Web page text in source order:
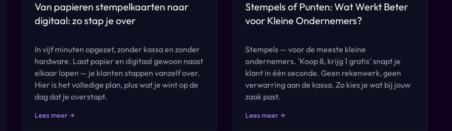
Van papieren stempelkaarten naar
digitaal: zo stap je over
In vijf minuten opgezet, zonder kassa en zonder
hardware. Laat papier en digitaal gewoon naast
elkaar lopen — je klanten stappen vanzelf over.
Hier is het volledige plan, plus wat je wint op de
dag dat je overstapt.
Lees meer →
Stempels of Punten: Wat Werkt Beter
voor Kleine Ondernemers?
Stempels — voor de meeste kleine
ondernemers. 'Koop 8, krijg 1 gratis' snapt je
klant in één seconde. Geen rekenwerk, geen
verwarring aan de kassa. Zo kies je wat bij jouw
zaak past.
Lees meer →